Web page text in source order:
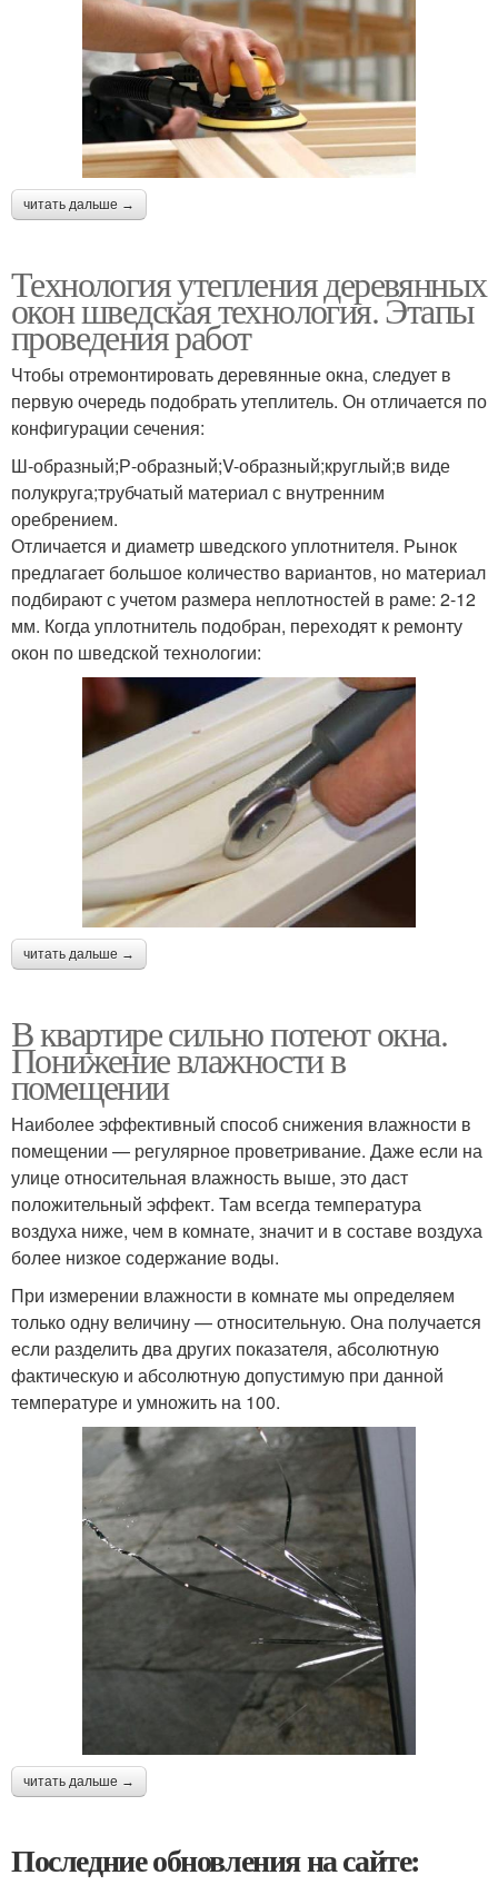
читать дальше →
Технология утепления деревянных
окон шведская технология. Этапы
проведения работ
Чтобы отремонтировать деревянные окна, следует в
первую очередь подобрать утеплитель. Он отличается по
конфигурации сечения:
Ш-образный;Р-образный;V-образный;круглый;в виде
полукруга;трубчатый материал с внутренним
оребрением.
Отличается и диаметр шведского уплотнителя. Рынок
предлагает большое количество вариантов, но материал
подбирают с учетом размера неплотностей в раме: 2-12
мм. Когда уплотнитель подобран, переходят к ремонту
окон по шведской технологии:
читать дальше →
В квартире сильно потеют окна.
Понижение влажности в
помещении
Наиболее эффективный способ снижения влажности в
помещении — регулярное проветривание. Даже если на
улице относительная влажность выше, это даст
положительный эффект. Там всегда температура
воздуха ниже, чем в комнате, значит и в составе воздуха
более низкое содержание воды.
При измерении влажности в комнате мы определяем
только одну величину — относительную. Она получается
если разделить два других показателя, абсолютную
фактическую и абсолютную допустимую при данной
температуре и умножить на 100.
читать дальше →
Последние обновления на сайте: